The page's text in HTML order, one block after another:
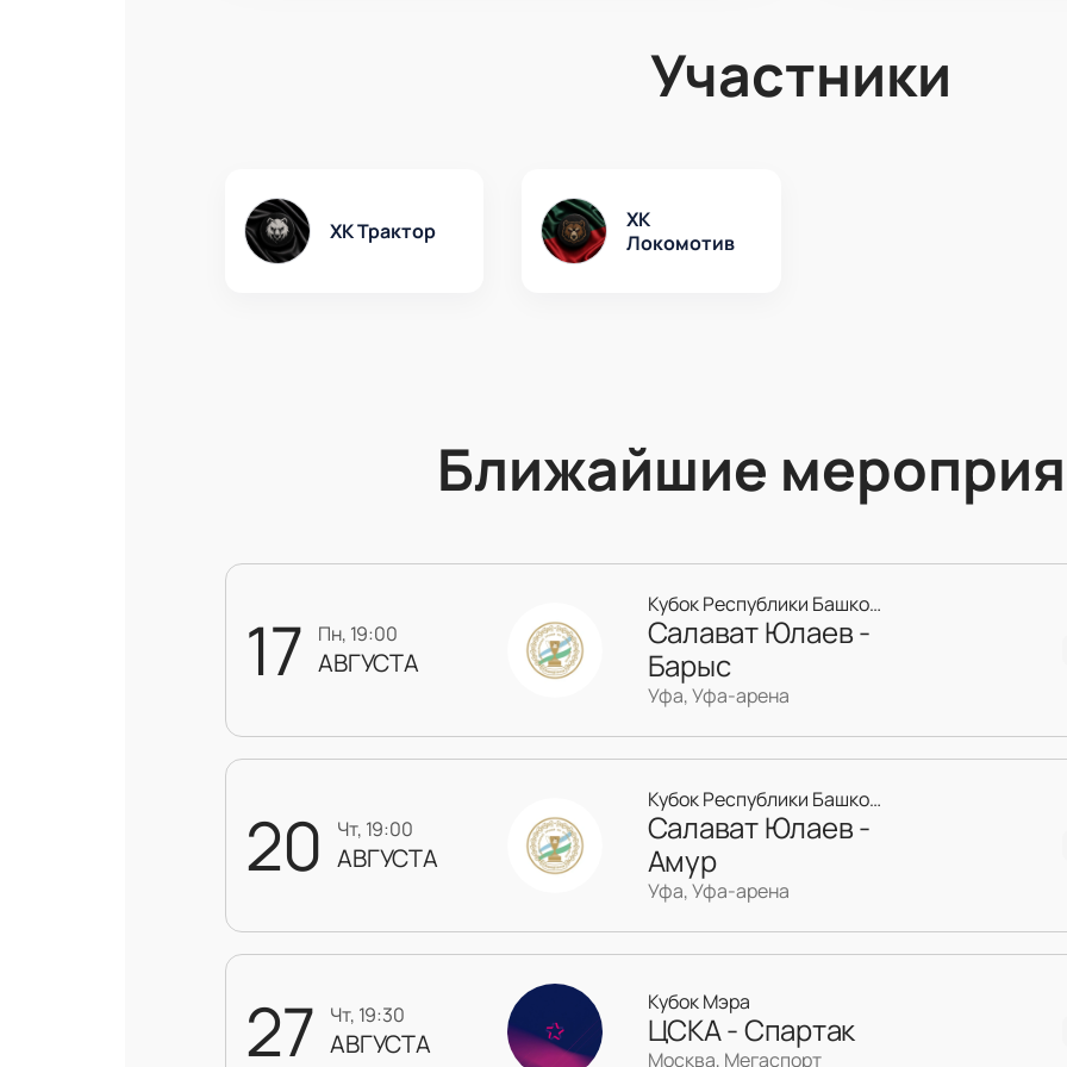
Участники
ХК Трактор
ХК
Локомотив
Ближайшие
17 пн, 19:00
АВГУСТА
Кубок Республики Башкортостан
Салават Юлаев -
Барыс
Уфа, Уфа-арена
20 чт, 19:00
АВГУСТА
Кубок Республики Башкортостан
Салават Юлаев -
Амур
Уфа, Уфа-арена
27 чт, 19:30
АВГУСТА
Кубок Мэра
ЦСКА - Спартак
Москва, Мегаспорт